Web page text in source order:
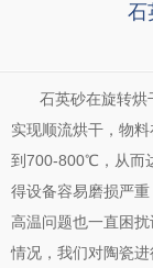
石
石英砂在旋转烘
实现顺流烘干，物
到700-800℃，从而
得设备容易磨损严
高温问题也一直困
情况，我们对陶瓷